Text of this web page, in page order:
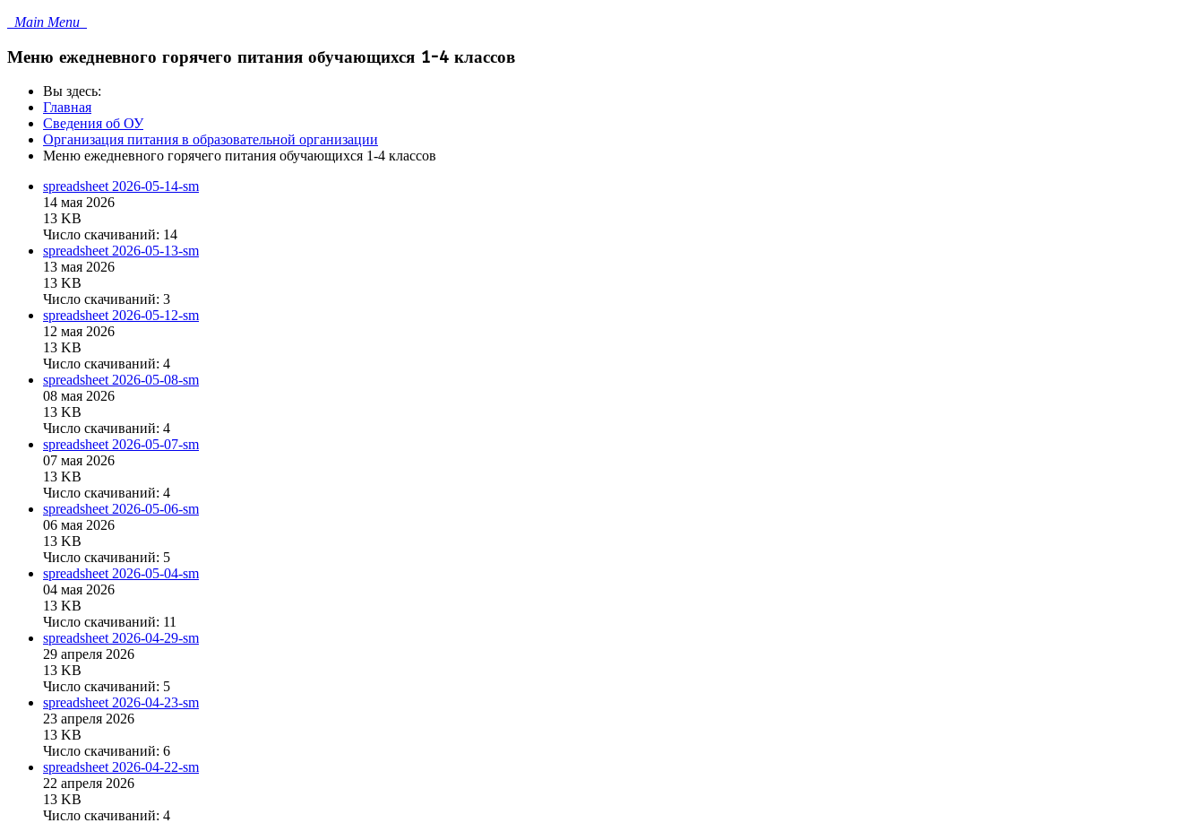
Main Menu
Меню ежедневного горячего питания обучающихся 1-4 классов
Вы здесь:
Главная
Сведения об ОУ
Организация питания в образовательной организации
Меню ежедневного горячего питания обучающихся 1-4 классов
spreadsheet 2026-05-14-sm
14 мая 2026
13 KB
Число скачиваний: 14
spreadsheet 2026-05-13-sm
13 мая 2026
13 KB
Число скачиваний: 3
spreadsheet 2026-05-12-sm
12 мая 2026
13 KB
Число скачиваний: 4
spreadsheet 2026-05-08-sm
08 мая 2026
13 KB
Число скачиваний: 4
spreadsheet 2026-05-07-sm
07 мая 2026
13 KB
Число скачиваний: 4
spreadsheet 2026-05-06-sm
06 мая 2026
13 KB
Число скачиваний: 5
spreadsheet 2026-05-04-sm
04 мая 2026
13 KB
Число скачиваний: 11
spreadsheet 2026-04-29-sm
29 апреля 2026
13 KB
Число скачиваний: 5
spreadsheet 2026-04-23-sm
23 апреля 2026
13 KB
Число скачиваний: 6
spreadsheet 2026-04-22-sm
22 апреля 2026
13 KB
Число скачиваний: 4